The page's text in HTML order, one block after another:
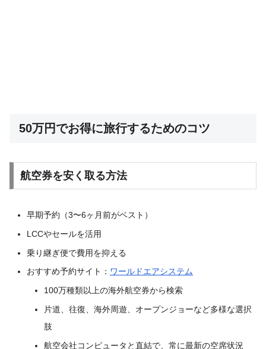
50万円でお得に旅行するためのコツ
航空券を安く取る方法
早期予約（3〜6ヶ月前がベスト）
LCCやセールを活用
乗り継ぎ便で費用を抑える
おすすめ予約サイト： ワールドエアシステム
100万種類以上の海外航空券から検索
片道、往復、海外周遊、オープンジョーなど多様な選択
肢
航空会社コンピュータと直結で、常に最新の空席状況